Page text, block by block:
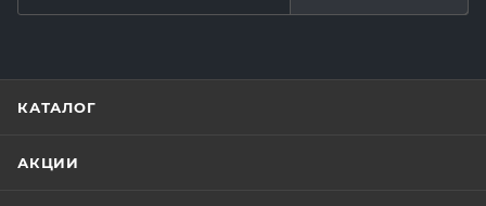
КАТАЛОГ
АКЦИИ